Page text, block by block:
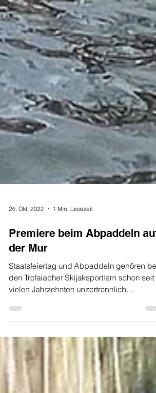
26. Okt. 2022
Premiere beim Abpaddeln auf
der Mur
den Trofaiacher Skijaksportlern schon seit
vielen Jahrzehnten unzertrennlich
zusammen und auch...